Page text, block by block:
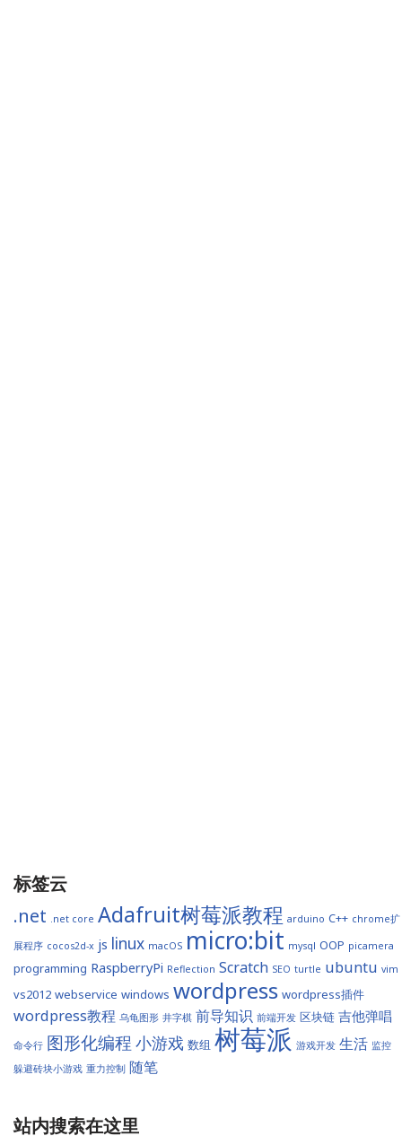
标签云
.net .net core Adafruit树莓派教程 arduino C++ chrome扩
展程序 cocos2d-x js linux macOS micro:bit mysql OOP picamera
programming RaspberryPi Reflection Scratch SEO turtle ubuntu vim
vs2012 webservice windows wordpress wordpress插件
wordpress教程 乌龟图形 井字棋 前导知识 前端开发 区块链 吉他弹唱
命令行 图形化编程 小游戏 数组 树莓派 游戏开发 生活 监控
躲避砖块小游戏 重力控制 随笔
站内搜索在这里